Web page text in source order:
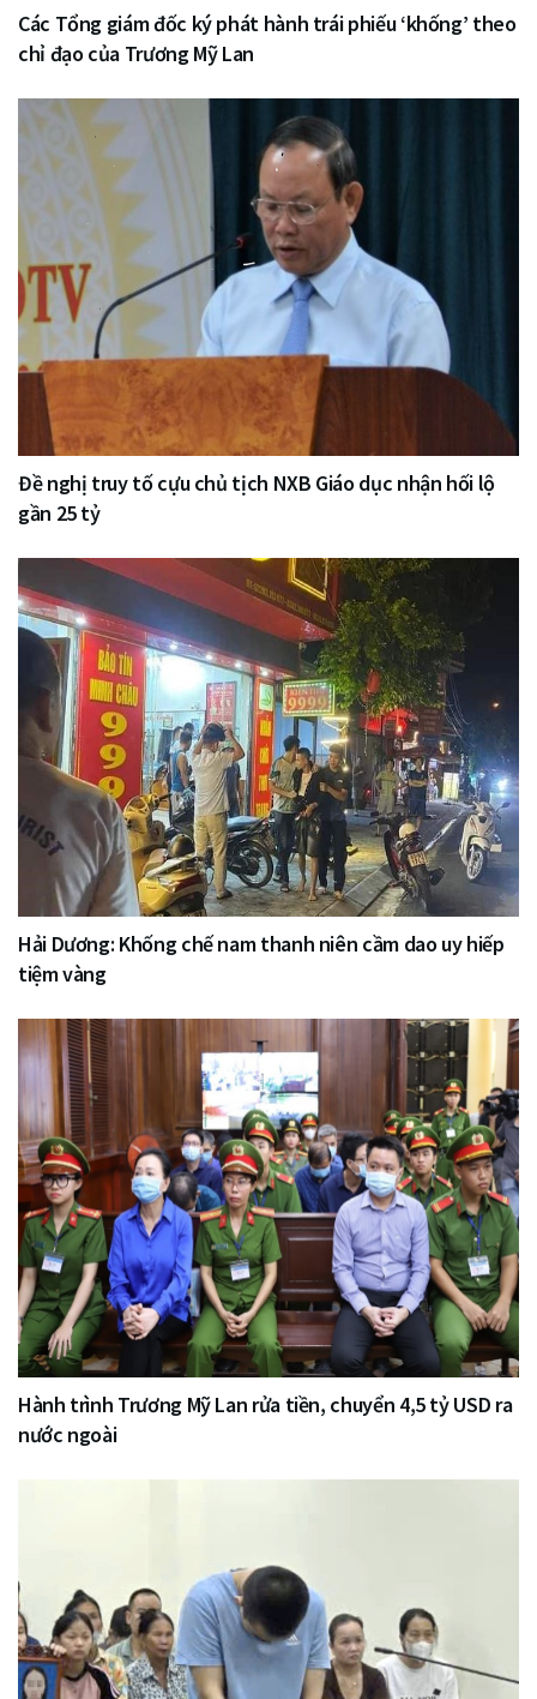
Các Tổng giám đốc ký phát hành trái phiếu ‘khống’ theo
chỉ đạo của Trương Mỹ Lan
Đề nghị truy tố cựu chủ tịch NXB Giáo dục nhận hối lộ
gần 25 tỷ
Hải Dương: Khống chế nam thanh niên cầm dao uy hiếp
tiệm vàng
Hành trình Trương Mỹ Lan rửa tiền, chuyển 4,5 tỷ USD ra
nước ngoài